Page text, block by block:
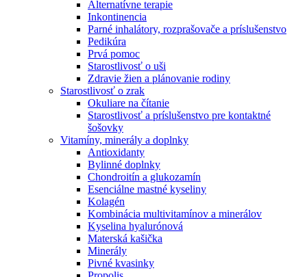
Alternatívne terapie
Inkontinencia
Parné inhalátory, rozprašovače a príslušenstvo
Pedikúra
Prvá pomoc
Starostlivosť o uši
Zdravie žien a plánovanie rodiny
Starostlivosť o zrak
Okuliare na čítanie
Starostlivosť a príslušenstvo pre kontaktné
šošovky
Vitamíny, minerály a doplnky
Antioxidanty
Bylinné doplnky
Chondroitín a glukozamín
Esenciálne mastné kyseliny
Kolagén
Kombinácia multivitamínov a minerálov
Kyselina hyalurónová
Materská kašička
Minerály
Pivné kvasinky